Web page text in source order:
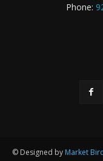
Phone:
© Designed by Market